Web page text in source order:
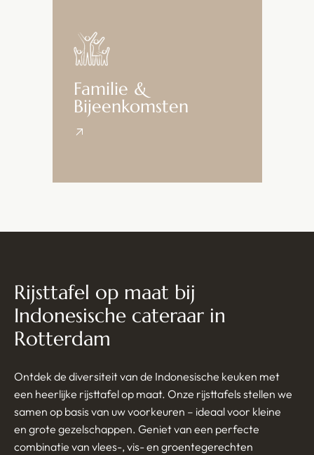
Familie &
Bijeenkomsten
Rijsttafel op maat bij
Indonesische cateraar in
Rotterdam
Ontdek de diversiteit van de Indonesische keuken met
een heerlijke rijsttafel op maat. Onze rijsttafels stellen we
samen op basis van uw voorkeuren – ideaal voor kleine
en grote gezelschappen. Geniet van een perfecte
combinatie van vlees-, vis- en groentegerechten